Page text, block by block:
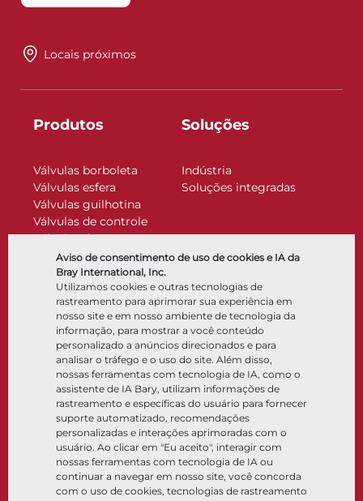
Aviso de consentimento de uso de cookies e IA da
Bray International, Inc.
Utilizamos cookies e outras tecnologias de
rastreamento para aprimorar sua experiência em
nosso site e em nosso ambiente de tecnologia da
informação, para mostrar a você conteúdo
personalizado a anúncios direcionados e para
analisar o tráfego e o uso do site. Além disso,
nossas ferramentas com tecnologia de IA, como o
assistente de IA Bary, utilizam informações de
rastreamento e específicas do usuário para fornecer
suporte automatizado, recomendações
personalizadas e interações aprimoradas com o
usuário. Ao clicar em "Eu aceito", interagir com
nossas ferramentas com tecnologia de IA ou
continuar a navegar em nosso site, você concorda
com o uso de cookies, tecnologias de rastreamento
Locais próximos
Produtos
Válvulas borboleta
Válvulas esfera
Válvulas guilhotina
Válvulas de controle
Válvulas de retenção
Atuadores
Acessórios de controle
Criogênico
Soluções
Indústria
Soluções integradas
Empresa
Sobre
Locais
Parceria
Sustentabilidade
Portal do cliente
Recursos
Documentos
Centro de conhecimento
Software
Seleção de materiais
Siga-nos LinkedIn YouTube